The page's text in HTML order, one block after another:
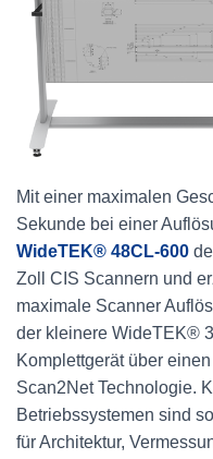
Mit einer maximalen
Sekunde bei einer
WideTEK® 48CL-600
Zoll CIS Scannern und
maximale Scanner
der kleinere WideTEK®
Komplettgerät über
Scan2Net Technologie.
Betriebssystemen sind
für Architektur,